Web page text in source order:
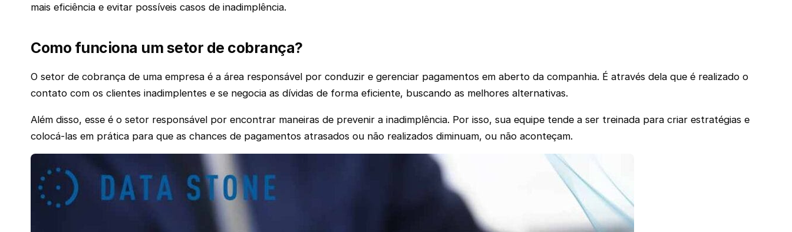
mais eficiência e evitar possíveis casos de inadimplência.
Como funciona um setor de cobrança?
O setor de cobrança de uma empresa é a área responsável por conduzir e gerenciar pagamentos em aberto da companhia. É através dela que é realizado o
contato com os clientes inadimplentes e se negocia as dívidas de forma eficiente, buscando as melhores alternativas.
Além disso, esse é o setor responsável por encontrar maneiras de prevenir a inadimplência. Por isso, sua equipe tende a ser treinada para criar estratégias e
colocá-las em prática para que as chances de pagamentos atrasados ou não realizados diminuam, ou não aconteçam.